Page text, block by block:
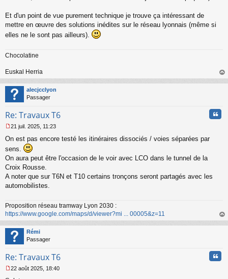
n
o
n
l
Et d'un point de vue purement technique je trouve ça intéressant de
mettre en œuvre des solutions inédites sur le réseau lyonnais (même si
elles ne le sont pas ailleurs).
Chocolatine
Euskal Herria
au
alecjcclyon
Passager
Re: Travaux T6
e
s
a
g
e
n
l
u
21 juil. 2025, 11:23
On est pas encore testé les itinéraires dissociés / voies séparées par
sens.
On aura peut être l'occasion de le voir avec LCO dans le tunnel de la
Croix Rousse.
A noter que sur T6N et T10 certains tronçons seront partagés avec les
automobilistes.
Proposition réseau tramway Lyon 2030 :
https://www.google.com/maps/d/viewer?mi ... 00005&z=11
au
Rémi
Passager
Re: Travaux T6
22 août 2025, 18:40